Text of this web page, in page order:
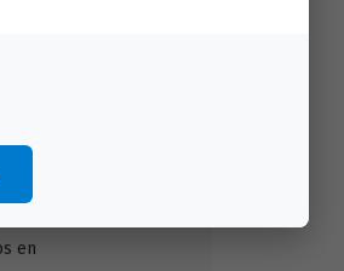
de
práctica
en